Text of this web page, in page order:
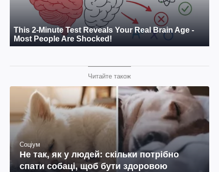
Читайте також
Соціум
Не так, як у людей: скільки потрібно
спати собаці, щоб бути здоровою